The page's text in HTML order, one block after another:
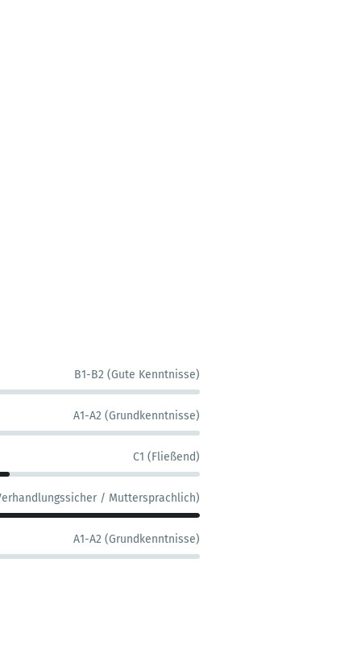
B1-B2 (Gute Kenntnisse)
A1-A2 (Grundkenntnisse)
C1 (Fließend)
/ Muttersprachlich)
A1-A2 (Grundkenntnisse)